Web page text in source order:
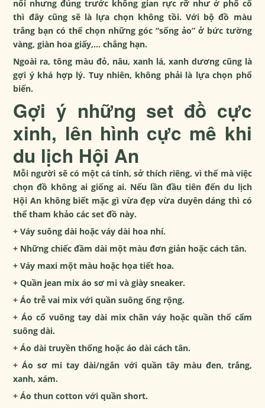
nổi nhưng đúng trước không gian rực rỡ như ở phố cổ
thì đây cũng sẽ là lựa chọn không tồi. Với bộ đồ màu
trắng bạn có thể chọn những góc “sống ảo” ở bức tường
vàng, giàn hoa giấy,… chẳng hạn.
Ngoài ra, tông màu đỏ, nâu, xanh lá, xanh dương cũng là
gợi ý khá hợp lý. Tuy nhiên, không phải là lựa chọn phổ
biến.
Gợi ý những set đồ cực
xinh, lên hình cực mê khi
du lịch Hội An
Mỗi người sẽ có một cá tính, sở thích riêng, vì thế mà việc
chọn đồ không ai giống ai. Nếu lần đầu tiên đến du lịch
Hội An không biết mặc gì vừa đẹp vừa duyên dáng thì có
thể tham khảo các set đồ này.
+ Váy suông dài hoặc váy dài hoa nhí.
+ Những chiếc đầm dài một màu đơn giản hoặc cách tân.
+ Váy maxi một màu hoặc họa tiết hoa.
+ Quần jean mix áo sơ mi và giày sneaker.
+ Áo trễ vai mix với quần suông ống rộng.
+ Áo cổ vuông tay dài mix chân váy hoặc quần thổ cẩm
suông dài.
+ Áo dài truyền thống hoặc áo dài cách tân.
+ Áo sơ mi tay dài/ngắn với quần tây màu đen, trắng,
xanh, xám.
+ Áo thun cotton với quần short.